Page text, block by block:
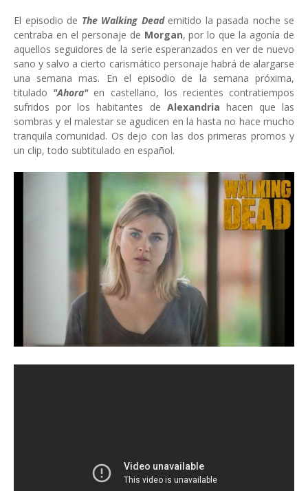
El episodio de The Walking Deademitido la pasada noche se
centraba en el personaje de Morgan, por lo que la agonía de
aquellos seguidores de la serie esperanzados en ver de nuevo
sano y salvo a cierto carismático personaje habrá de alargarse
una semana mas. En el episodio de la semana próxima,
titulado "Ahora" en castellano, los recientes contratiempos
sufridos por los habitantes de Alexandria hacen que las
sombras y el malestar se agudicen en la hasta no hace mucho
tranquila comunidad. Os dejo con las dos primeras promos y
un clip, todo subtitulado en español.